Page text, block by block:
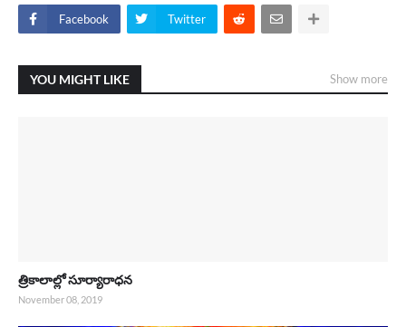
Facebook Twitter
YOU MIGHT LIKE Show more
త్రికాలాల్లో సూర్యారాధన
November 08, 2019